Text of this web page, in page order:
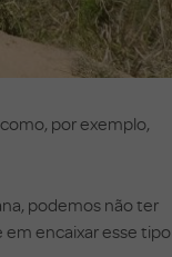
por exemplo,
podemos não ter
encaixar esse tipo